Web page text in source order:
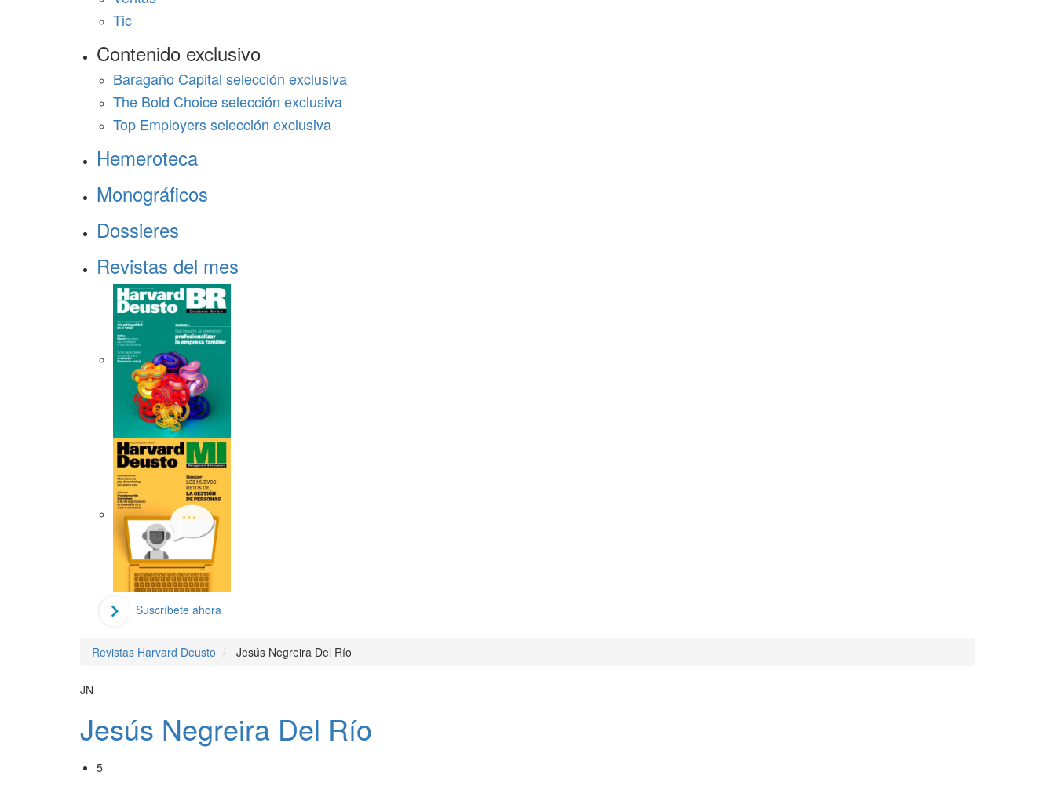
Tic
Contenido exclusivo
Baragaño Capital selección exclusiva
The Bold Choice selección exclusiva
Top Employers selección exclusiva
Hemeroteca
Monográficos
Dossieres
Revistas del mes
Suscríbete ahora
Revistas Harvard Deusto Jesús Negreira Del Río
JN
Jesús Negreira Del Río
5